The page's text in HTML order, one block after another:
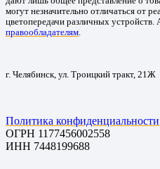
могут незначительно отличаться от
цветопередачи различных устройств.
правообладателям
г. Челябинск, ул. Троицкий тракт, 21Ж
Политика конфиденциальности
ОГРН 1177456002558
ИНН 7448199688